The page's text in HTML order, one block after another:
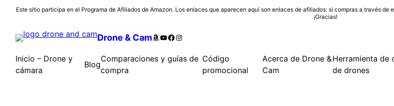
Saltar
contenido
Este sitio participa en el Programa de Afiliados de Amazon. Los enlaces que aparecen aquí son enlaces de afiliados: si compras a través
¡Gracias!
Drone & CamAmazon
YouTube
Facebook
Instagram
Inicio – Drone y
cámara
Blog
Comparaciones y guías de
compra
Código
promocional
Acerca de Drone &
Cam
Herramienta de
de drones